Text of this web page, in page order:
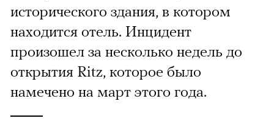
исторического здания, в котором
находится отель. Инцидент
произошел за несколько недель до
открытия Ritz, которое было
намечено на март этого года.